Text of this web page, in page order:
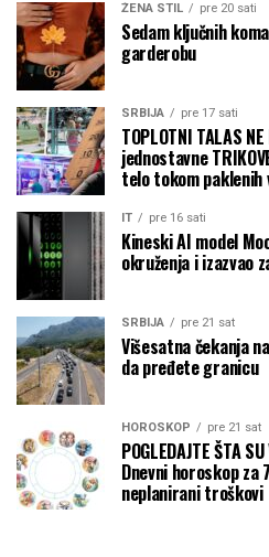
ŽENA STIL pre 20 sati
Sedam ključnih
garderobu
SRBIJA pre 17 sati
TOPLOTNI TALAS
jednostavne
telo tokom paklenih
IT pre 16 sati
Kineski AI model
okruženja i izazvao
SRBIJA pre 21 sat
Višesatna čekanja
da pređete granicu
HOROSKOP pre 21 sat
POGLEDAJTE ŠTA
Dnevni horoskop za
neplanirani troškovi